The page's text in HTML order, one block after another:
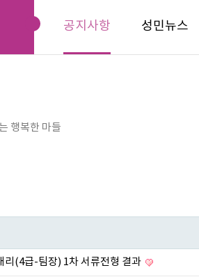
공지사항 성민뉴스
행복한 마들
리(4급-팀장) 1차 서류전형 결과